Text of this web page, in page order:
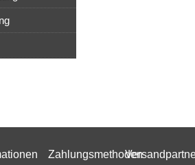
Zahlungsmethoden